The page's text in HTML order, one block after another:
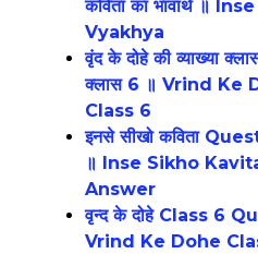
कविता का भावार्थ ॥
Vyakhya
वृंद के दोहे की व्याख्या
क्लास 6 ॥ Vrind Ke
Class 6
इनसे सीखो कविता
॥ Inse Sikho
Answer
वृन्द के दोहे Class 6
Vrind Ke Dohe